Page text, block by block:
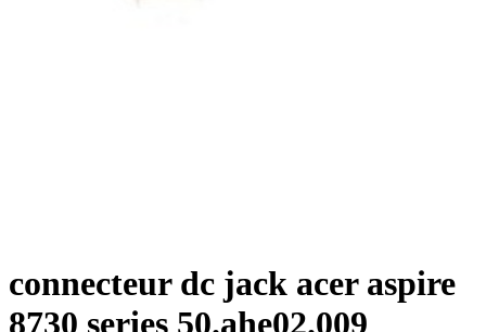
connecteur dc jack acer aspire
8730 series 50.ahe02.009